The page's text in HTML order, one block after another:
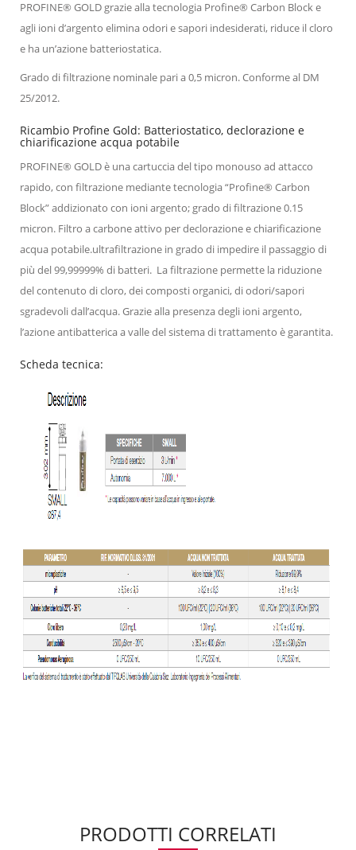
PROFINE® GOLD grazie alla tecnologia Profine® Carbon Block e
agli ioni d’argento elimina odori e sapori indesiderati, riduce il cloro
e ha un’azione batteriostatica.
Grado di filtrazione nominale pari a 0,5 micron. Conforme al DM
25/2012.
Ricambio Profine Gold: Batteriostatico, declorazione e
chiarificazione acqua potabile
PROFINE® GOLD è una cartuccia del tipo monouso ad attacco
rapido, con filtrazione mediante tecnologia “Profine® Carbon
Block” addizionato con ioni argento; grado di filtrazione 0.15
micron. Filtro a carbone attivo per declorazione e chiarificazione
acqua potabile.ultrafiltrazione in grado di impedire il passaggio di
più del 99,99999% di batteri. La filtrazione permette la riduzione
del contenuto di cloro, dei composti organici, di odori/sapori
sgradevoli dall’acqua. Grazie alla presenza degli ioni argento,
l’azione antibatterica a valle del sistema di trattamento è garantita.
Scheda tecnica:
PRODOTTI CORRELATI